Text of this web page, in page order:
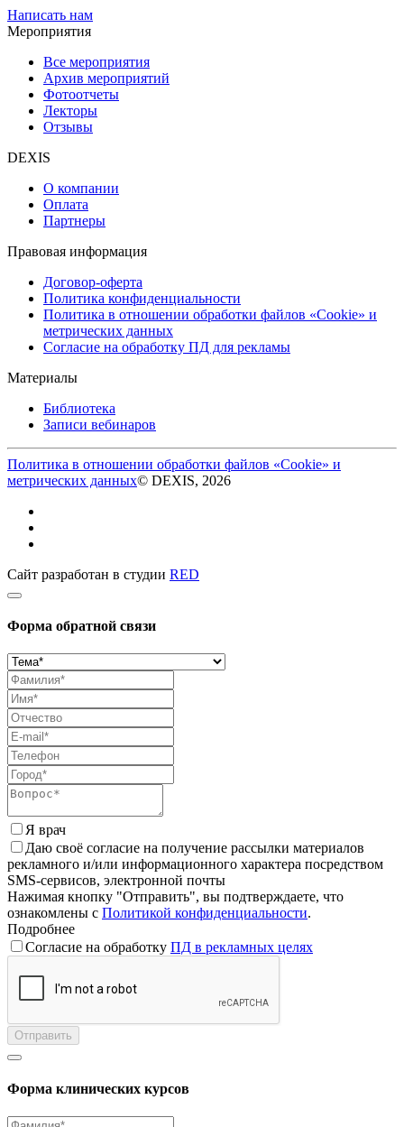
Написать нам
Мероприятия
Все мероприятия
Архив мероприятий
Фотоотчеты
Лекторы
Отзывы
DEXIS
О компании
Оплата
Партнеры
Правовая информация
Договор-оферта
Политика конфиденциальности
Политика в отношении обработки файлов «Cookie» и
метрических данных
Согласие на обработку ПД для рекламы
Материалы
Библиотека
Записи вебинаров
Политика в отношении обработки файлов «Cookie» и
метрических данных© DEXIS, 2026
Сайт разработан в студии RED
Форма обратной связи
Я врач
Даю своё согласие на получение рассылки материалов
рекламного и/или информационного характера посредством
SMS-сервисов, электронной почты
Нажимая кнопку "Отправить", вы подтверждаете, что
ознакомлены с Политикой конфиденциальности.
Подробнее
Согласие на обработку ПД в рекламных целях
Отправить
Форма клинических курсов